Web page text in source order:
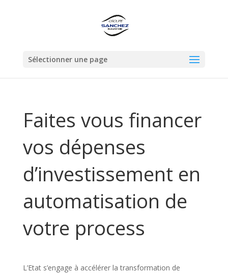
Sélectionner une page
Faites vous financer
vos dépenses
d’investissement en
automatisation de
votre process
L’Etat s’engage à accélérer la transformation de